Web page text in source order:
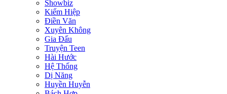
Showbiz
Kiếm Hiệp
Điền Văn
Xuyên Không
Gia Đấu
Truyện Teen
Hài Hước
Hệ Thống
Dị Năng
Huyền Huyễn